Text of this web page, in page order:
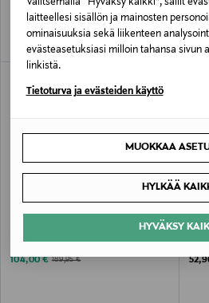
Valitsemalla “Hyväksy kaikki”, sallit
laitteellesi sisällön ja mainosten
ominaisuuksia sekä liikenteen
evästeasetuksiasi milloin tahansa sivun
linkistä.
Tietoturva ja evästeiden käyttö
MUOKKAA
HYLKÄÄ
HYVÄKSY
ALE –45%
GLEELY 2L INS OVERALL K
Discounted Price
104,00 € Original Price
189,95 €